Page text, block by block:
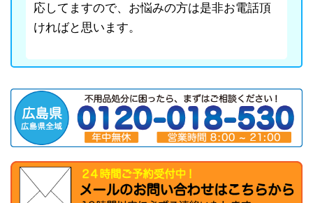
応してますので、お悩みの方は是非お電話頂
ければと思います。